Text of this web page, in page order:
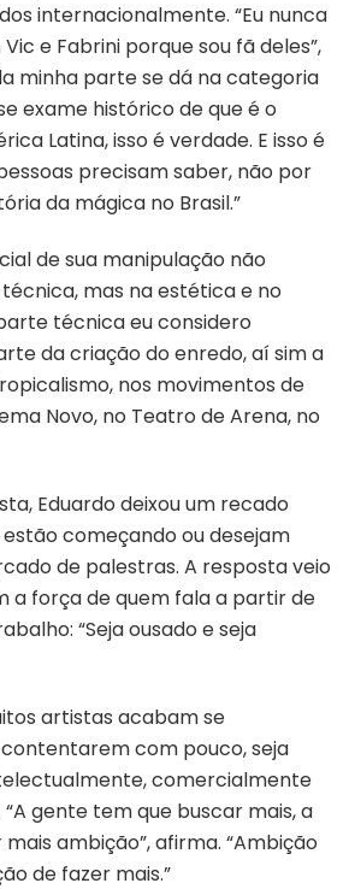
internacionalmente. “Eu nunca
e Fabrini porque sou fã deles”,
minha parte se dá na categoria
exame histórico de que é o
Latina, isso é verdade. E isso é
precisam saber, não por
da mágica no Brasil.”
de sua manipulação não
mas na estética e no
técnica eu considero
da criação do enredo, aí sim a
nos movimentos de
Novo, no Teatro de Arena, no
Eduardo deixou um recado
começando ou desejam
de palestras. A resposta veio
a força de quem fala a partir de
“Seja ousado e seja
artistas acabam se
com pouco, seja
comercialmente
gente tem que buscar mais, a
ambição”, afirma. “Ambição
de fazer mais.”